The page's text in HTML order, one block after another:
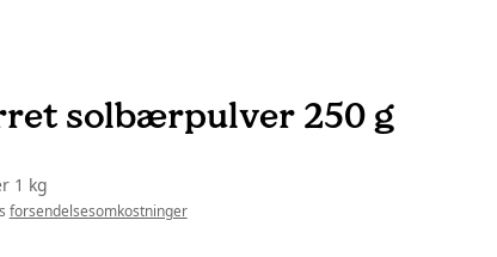
solbærpulver 250 g
1 kg
forsendelsesomkostninger